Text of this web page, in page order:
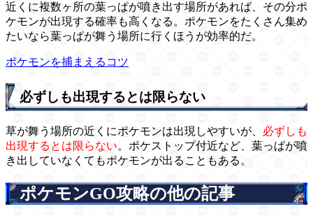
近くに複数ヶ所の葉っぱが噴き出す場所があれば、その分ポ
ケモンが出現する確率も高くなる。ポケモンをたくさん集め
たいなら葉っぱが舞う場所に行くほうが効率的だ。
ポケモンを捕まえるコツ
必ずしも出現するとは限らない
草が舞う場所の近くにポケモンは出現しやすいが、 必ずしも
出現するとは限らない。ポケストップ付近など、葉っぱが噴
き出していなくてもポケモンが出ることもある。
ポケモンGO攻略の他の記事